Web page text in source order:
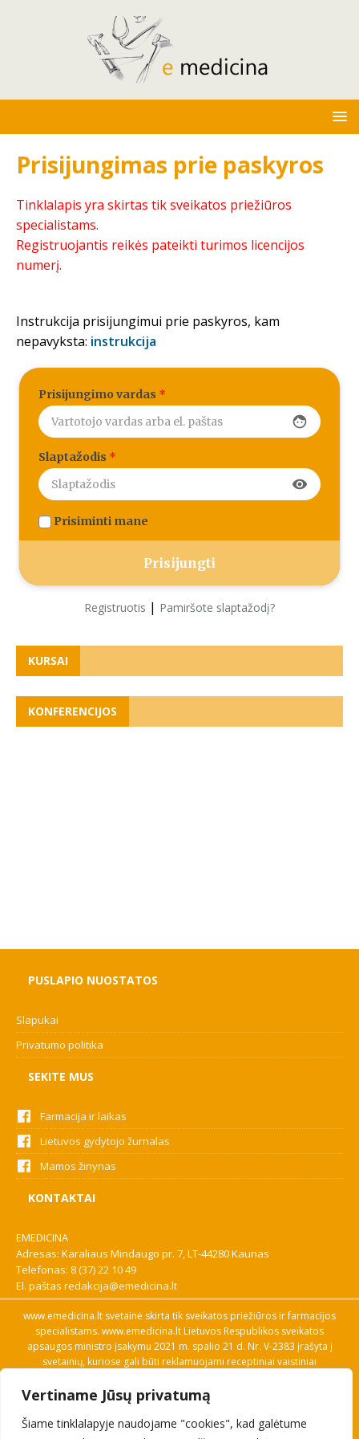
Vertiname Jūsų privatumą
Šiame tinklalapyje naudojame "cookies", kad galėtume
Prisijungimas prie paskyros
Tinklalapis yra skirtas tik sveikatos priežiūros
specialistams.
Registruojantis reikės pateikti turimos licencijos
numerį.
Instrukcija prisijungimui prie paskyros, kam
nepavyksta: instrukcija
Prisijungimo vardas *
face
Slaptažodis *
visibility
Prisiminti mane
Registruotis | Pamiršote slaptažodį?
KURSAI
KONFERENCIJOS
PUSLAPIO NUOSTATOS
Slapukai
Privatumo politika
SEKITE MUS
Farmacija ir laikas
Lietuvos gydytojo žurnalas
Mamos žinynas
KONTAKTAI
EMEDICINA
Adresas: Karaliaus Mindaugo pr. 7, LT-44280 Kaunas
Telefonas: 8 (37) 22 10 49
El. paštas redakcija@emedicina.lt
www.emedicina.lt svetainė skirta tik sveikatos priežiūros ir farmacijos
specialistams. www.emedicina.lt Lietuvos Respublikos sveikatos
apsaugos ministro įsakymu 2021 m. spalio 21 d. Nr. V-2383 įrašyta į
svetainių, kuriose gali būti reklamuojami receptiniai vaistiniai
savo profesinę kvalifikaciją. Naudingos nuorodos: Vaistų ir medicinos
pagalbos priemonių kainų paieška, VVKT tinklalapis, Sveikatos
priežiūros ar farmacijos specialisto pranešimo apie įtariamą